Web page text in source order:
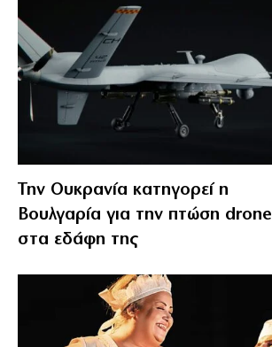
Την Ουκρανία κατηγορεί η
Βουλγαρία για την πτώση drone
στα εδάφη της